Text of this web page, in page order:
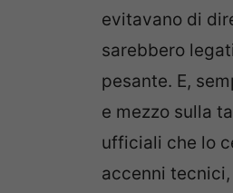
evitavano di
sarebbero
pesante. E,
e mezzo sulla
ufficiali che lo
accenni